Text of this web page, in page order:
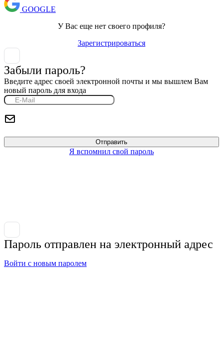
GOOGLE
У Вас еще нет своего профиля?
Зарегистрироваться
Забыли пароль?
Введите адрес своей электронной почты и мы вышлем Вам
новый пароль для входа
Я вспомнил свой пароль
Пароль отправлен на электронный адрес
Войти с новым паролем